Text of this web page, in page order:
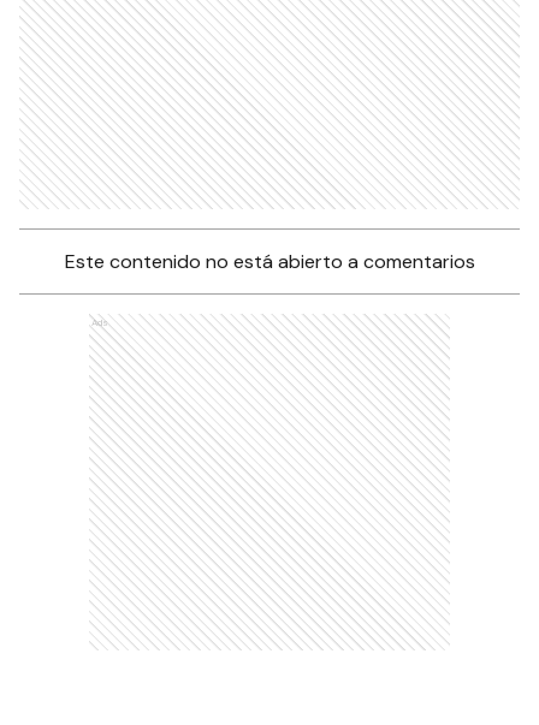
DEPORTES
Ads
Este contenido no está abierto a comentarios
Ads